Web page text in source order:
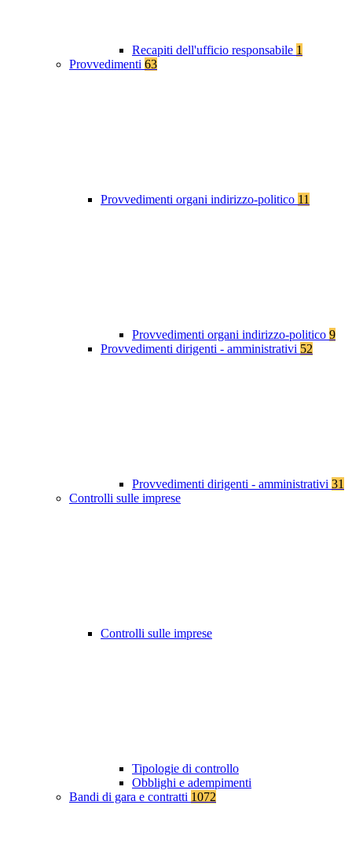
Recapiti dell'ufficio responsabile 1
Provvedimenti 63
Provvedimenti organi indirizzo-politico 11
Provvedimenti organi indirizzo-politico 9
Provvedimenti dirigenti - amministrativi 52
Provvedimenti dirigenti - amministrativi 31
Controlli sulle imprese
Controlli sulle imprese
Tipologie di controllo
Obblighi e adempimenti
Bandi di gara e contratti 1072